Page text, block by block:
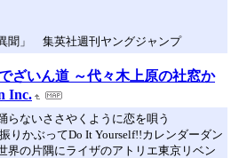
聞」 集英社週刊ヤングジャンプ
ざいん道 ～代々木上原の社窓か
Inc.
らないささやくように恋を唄う
りかぶってDo It Yourself!!カレンダーダン
界の片隅にライザのアトリエ東京リベン